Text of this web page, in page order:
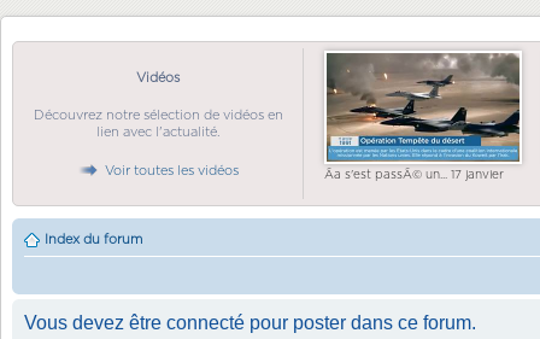
Vidéos
Découvrez notre sélection de vidéos en
lien avec l'actualité.
Voir toutes les vidéos Ãa s'est passÃ© un... 17 janvier
Index du forum
Vous devez être connecté pour poster dans ce forum.